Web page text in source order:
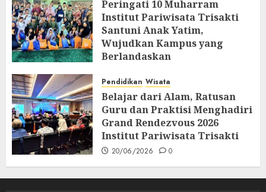
Peringati 10 Muharram
Institut Pariwisata Trisakti
Santuni Anak Yatim,
Wujudkan Kampus yang
Berlandaskan
Spiritualitas
26/06/2026 0
Pendidikan Wisata
Belajar dari Alam, Ratusan
Guru dan Praktisi Menghadiri
Grand Rendezvous 2026
Institut Pariwisata Trisakti
20/06/2026 0